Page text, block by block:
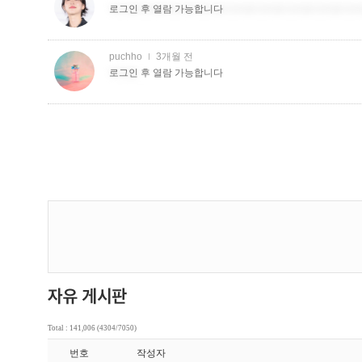
Total : 141,006 (4304/7050)
번호 작성자